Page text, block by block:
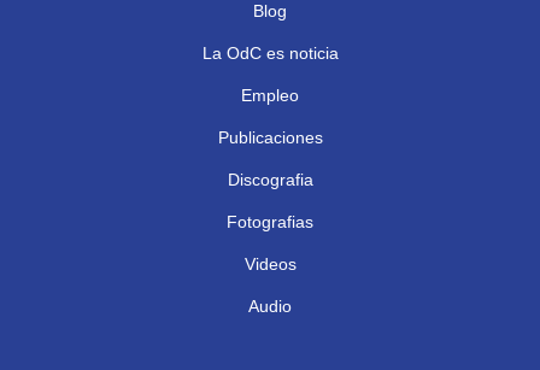
Blog
La OdC es noticia
Empleo
Publicaciones
Discografia
Fotografias
Videos
Audio